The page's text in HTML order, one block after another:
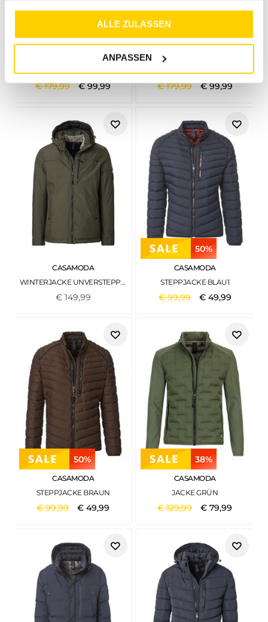
gesammelt haben.
ALLE ZULASSEN
ANPASSEN
44%
STEPPJACKE BLAU
€179,99 €99,99
44%
STEPPJACKE MIT KAPUZE GRÜN
€179,99 €99,99
CASAMODA
WINTERJACKE UNVERSTEPPT GRÜN
€ 149,99
50%
CASAMODA
STEPPJACKE BLAU1
€99,99 € 49,99
50%
CASAMODA
STEPPJACKE BRAUN
€99,99 €49,99
38%
CASAMODA
JACKE GRÜN
€129,99 €79,99